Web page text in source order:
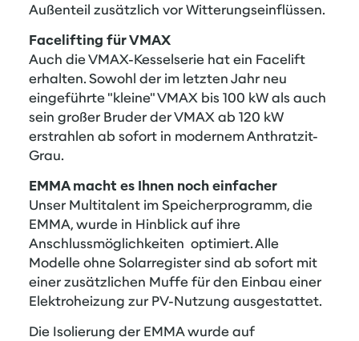
Außenteil zusätzlich vor Witterungseinflüssen.
Facelifting für VMAX
Auch dieVMAX-Kesselserie hat ein Facelift
erhalten. Sowohl der im letzten Jahr neu
eingeführte "kleine" VMAX bis 100 kW als auch
sein großer Bruder der VMAX ab 120 kW
erstrahlen ab sofort in modernem Anthratzit-
Grau.
EMMA macht es Ihnen noch einfacher
Unser Multitalent im Speicherprogramm, die
EMMA, wurde in Hinblick auf ihre
Anschlussmöglichkeiten optimiert. Alle
Modelle ohne Solarregister sind ab sofort mit
einer zusätzlichen Muffe für den Einbau einer
Elektroheizung zur PV-Nutzung ausgestattet.
Die Isolierung der EMMA wurde auf